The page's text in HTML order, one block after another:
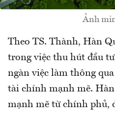
Ảnh
Theo TS. Thành, Hàn
trong việc thu hút đầu
ngàn việc làm thông
tài chính mạnh mẽ.
mạnh mẽ từ chính phủ,